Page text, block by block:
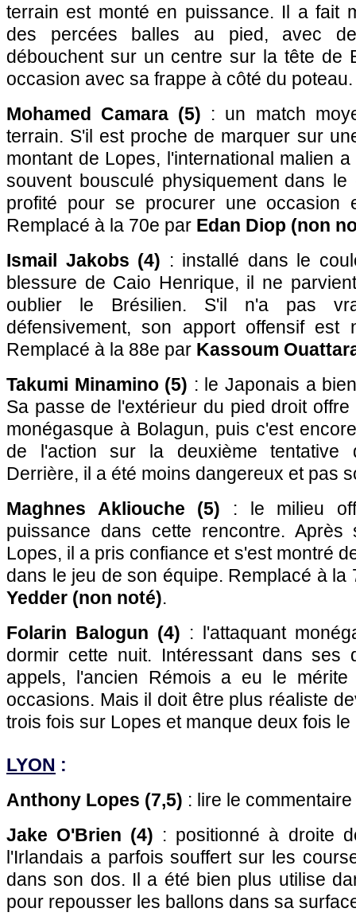
terrain est monté en puissance. Il a fait
des percées balles au pied, avec
débouchent sur un centre sur la tête de
occasion avec sa frappe à côté du poteau.
Mohamed Camara (5) : un match
terrain. S'il est proche de marquer sur
montant de Lopes, l'international malien
souvent bousculé physiquement dans
profité pour se procurer une occasion
Remplacé à la 70e par Edan Diop (non
Ismail Jakobs (4) : installé dans le
blessure de Caio Henrique, il ne
oublier le Brésilien. S'il n'a pas
défensivement, son apport offensif est
Remplacé à la 88e par Kassoum
Takumi Minamino (5) : le Japonais a
Sa passe de l'extérieur du pied droit
monégasque à Bolagun, puis c'est
de l'action sur la deuxième tentative
Derrière, il a été moins dangereux et pas
Maghnes Akliouche (5) : le milieu
puissance dans cette rencontre.
Lopes, il a pris confiance et s'est montré
dans le jeu de son équipe. Remplacé à
Yedder (non noté).
Folarin Balogun (4) : l'attaquant
dormir cette nuit. Intéressant dans ses
appels, l'ancien Rémois a eu le
occasions. Mais il doit être plus réaliste
trois fois sur Lopes et manque deux fois le
LYON :
Anthony Lopes (7,5) : lire le
Jake O'Brien (4) : positionné à droite
l'Irlandais a parfois souffert sur les
dans son dos. Il a été bien plus utilise
pour repousser les ballons dans sa